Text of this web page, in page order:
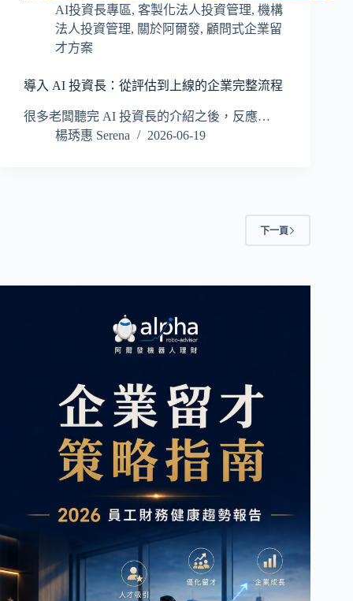
AI投資長專區, 客製化法人投資管理, 機構
法人投資管理, 關於阿爾發, 顧問式企業留
才方案
導入 AI 投資長：從評估到上線的企業完整流程
很多老闆聽完 AI 投資長的介紹之後，反應…
楊琇惠 Serena
2026-06-19
下一頁